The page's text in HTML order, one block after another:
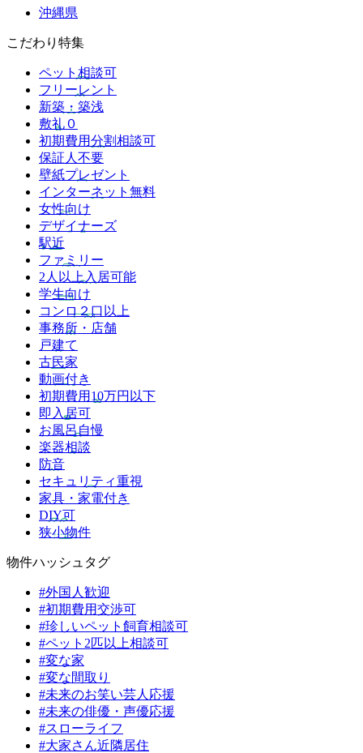
沖縄県
こだわり特集
ペット相談可
フリーレント
新築・築浅
敷礼０
初期費用分割相談可
保証人不要
壁紙プレゼント
インターネット無料
女性向け
デザイナーズ
駅近
ファミリー
2人以上入居可能
学生向け
コンロ２口以上
事務所・店舗
戸建て
古民家
動画付き
初期費用10万円以下
即入居可
お風呂自慢
楽器相談
防音
セキュリティ重視
家具・家電付き
DIY可
狭小物件
物件ハッシュタグ
#外国人歓迎
#初期費用交渉可
#珍しいペット飼育相談可
#ペット2匹以上相談可
#変な家
#変な間取り
#未来のお笑い芸人応援
#未来の俳優・声優応援
#スローライフ
#大家さん近隣居住